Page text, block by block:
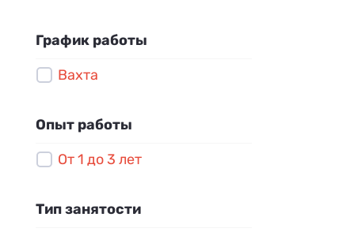
Кладовщик
Электромонтажник
График работы
Вахта
Опыт работы
От 1 до 3 лет
Тип занятости